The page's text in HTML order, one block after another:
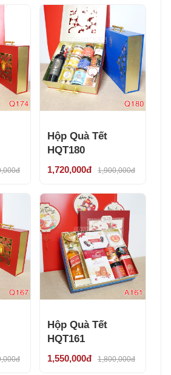
Hộp Quà Tết
HQT180
1,720,000đ 1,900,000đ
Hộp Quà Tết
HQT161
1,550,000đ 1,800,000đ